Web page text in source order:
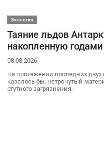
Экология
Таяние льдов
накопленную
08.08.2026
На протяжении последних
казалось бы, нетронутый
ртутного загрязнения.